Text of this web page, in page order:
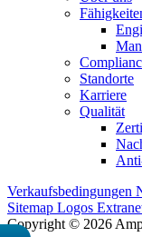
Standorte
Karriere
Qualität
Verkaufsbedingungen
Sitemap Logos
Copyright © 2026